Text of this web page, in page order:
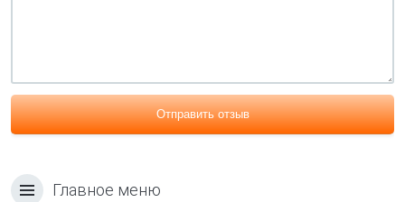
Отправить отзыв
Главное меню